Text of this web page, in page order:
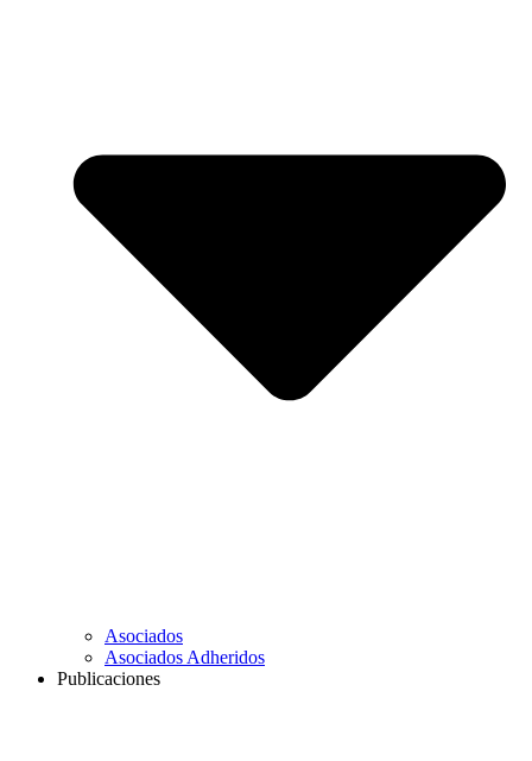
Asociados
Asociados Adheridos
Publicaciones